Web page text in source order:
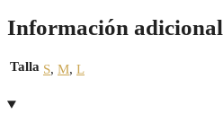
Información adicional
Talla S, M, L